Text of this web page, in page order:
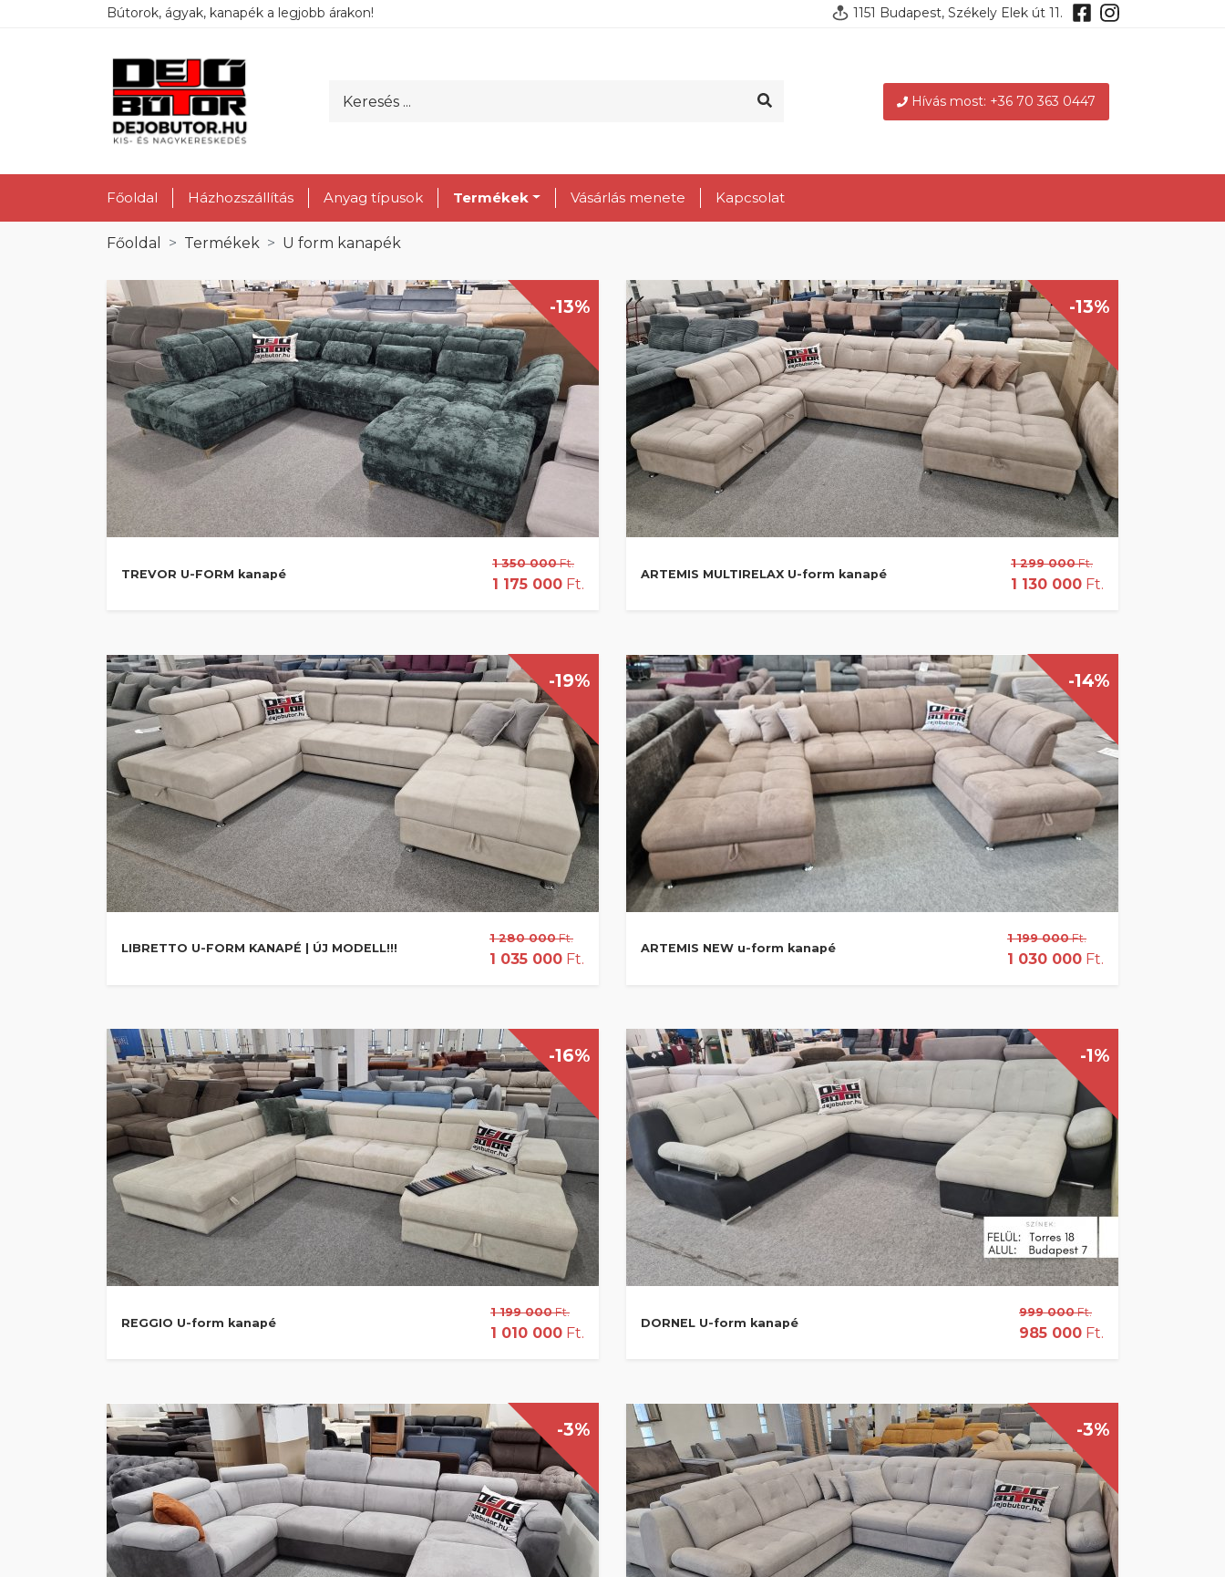
Bútorok, ágyak, kanapék a legjobb árakon! 1151 Budapest, Székely Elek út 11.
Hívás most: +36 70 363 0447
Főoldal Házhozszállítás Anyag típusok Termékek Vásárlás menete Kapcsolat
Főoldal Termékek U form kanapék
-13%
TREVOR U-FORM kanapé
1 350 000Ft.
1 175 000 Ft.
-13%
ARTEMIS MULTIRELAX U-form kanapé
1 299 000Ft.
1 130 000 Ft.
-19%
LIBRETTO U-FORM KANAPÉ | ÚJ MODELL!!!
1 280 000Ft.
1 035 000 Ft.
-14%
ARTEMIS NEW u-form kanapé
1 199 000Ft.
1 030 000 Ft.
-16%
REGGIO U-form kanapé
1 199 000Ft.
1 010 000 Ft.
-1%
DORNEL U-form kanapé
999 000Ft.
985 000 Ft.
-3% -3%